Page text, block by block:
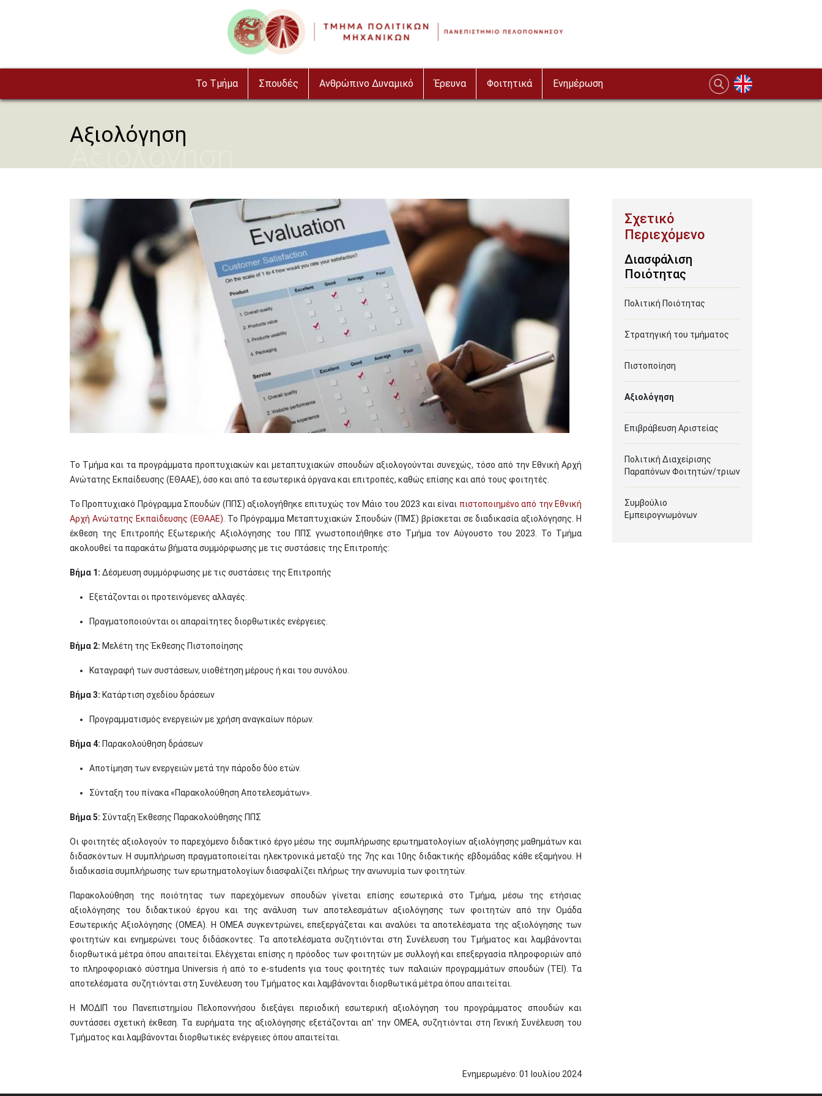
Image
To Τμήμα Σπουδές Ανθρώπινο Δυναμικό Έρευνα Φοιτητικά Ενημέρωση
Αξιολόγηση
Αξιολόγηση
Image
Το Τμήμα και τα προγράμματα προπτυχιακών και μεταπτυχιακών σπουδών αξιολογούνται συνεχώς, τόσο από την Εθνική Αρχή
Ανώτατης Εκπαίδευσης (ΕΘΑΑΕ), όσο και από τα εσωτερικά όργανα και επιτροπές, καθώς επίσης και από τους φοιτητές.
Το Προπτυχιακό Πρόγραμμα Σπουδών (ΠΠΣ) αξιολογήθηκε επιτυχώς τον Μάιο του 2023 και είναι πιστοποιημένο από την Εθνική
Αρχή Ανώτατης Εκπαίδευσης (ΕΘΑΑΕ) . Το Πρόγραμμα Μεταπτυχιακών Σπουδών (ΠΜΣ) βρίσκεται σε διαδικασία αξιολόγησης. Η
έκθεση της Επιτροπής Εξωτερικής Αξιολόγησης του ΠΠΣ γνωστοποιήθηκε στο Τμήμα τον Αύγουστο του 2023. Το Τμήμα
ακολουθεί τα παρακάτω βήματα συμμόρφωσης με τις συστάσεις της Επιτροπής:
Βήμα 1: Δέσμευση συμμόρφωσης με τις συστάσεις της Επιτροπής
Εξετάζονται οι προτεινόμενες αλλαγές.
Πραγματοποιούνται οι απαραίτητες διορθωτικές ενέργειες.
Βήμα 2: Μελέτη της Έκθεσης Πιστοποίησης
Καταγραφή των συστάσεων, υιοθέτηση μέρους ή και του συνόλου.
Βήμα 3: Κατάρτιση σχεδίου δράσεων
Προγραμματισμός ενεργειών με χρήση αναγκαίων πόρων.
Βήμα 4: Παρακολούθηση δράσεων
Αποτίμηση των ενεργειών μετά την πάροδο δύο ετών.
Σύνταξη του πίνακα «Παρακολούθηση Αποτελεσμάτων».
Βήμα 5: Σύνταξη Έκθεσης Παρακολούθησης ΠΠΣ
Οι φοιτητές αξιολογούν το παρεχόμενο διδακτικό έργο μέσω της συμπλήρωσης ερωτηματολογίων αξιολόγησης μαθημάτων και
διδασκόντων. Η συμπλήρωση πραγματοποιείται ηλεκτρονικά μεταξύ της 7ης και 10ης διδακτικής εβδομάδας κάθε εξαμήνου. Η
διαδικασία συμπλήρωσης των ερωτηματολογίων διασφαλίζει πλήρως την ανωνυμία των φοιτητών.
Παρακολούθηση της ποιότητας των παρεχόμενων σπουδών γίνεται επίσης εσωτερικά στο Τμήμα, μέσω της ετήσιας
αξιολόγησης του διδακτικού έργου και της ανάλυση των αποτελεσμάτων αξιολόγησης των φοιτητών από την Ομάδα
Εσωτερικής Αξιολόγησης (ΟΜΕΑ). Η ΟΜΕΑ συγκεντρώνει, επεξεργάζεται και αναλύει τα αποτελέσματα της αξιολόγησης των
φοιτητών και ενημερώνει τους διδάσκοντες. Τα αποτελέσματα συζητιόνται στη Συνέλευση του Τμήματος και λαμβάνονται
διορθωτικά μέτρα όπου απαιτείται. Ελέγχεται επίσης η πρόοδος των φοιτητών με συλλογή και επεξεργασία πληροφοριών από
το πληροφοριακό σύστημα Universis ή από το e-students για τους φοιτητές των παλαιών προγραμμάτων σπουδών (ΤΕΙ). Τα
αποτελέσματα συζητιόνται στη Συνέλευση του Τμήματος και λαμβάνονται διορθωτικά μέτρα όπου απαιτείται.
Η ΜΟΔΙΠ του Πανεπιστημίου Πελοποννήσου διεξάγει περιοδική εσωτερική αξιολόγηση του προγράμματος σπουδών και
συντάσσει σχετική έκθεση. Τα ευρήματα της αξιολόγησης εξετάζονται απ' την ΟΜΕΑ, συζητιόνται στη Γενική Συνέλευση του
Τμήματος και λαμβάνονται διορθωτικές ενέργειες όπου απαιτείται.
Ενημερωμένο: 01 Ιουλίου 2024
Διασφάλιση
Ποιότητας
Πολιτική Ποιότητας
Στρατηγική του τμήματος
Πιστοποίηση
Αξιολόγηση
Επιβράβευση Αριστείας
Πολιτική Διαχείρισης
Παραπόνων Φοιτητών/τριων
Συμβούλιο
Εμπειρογνωμόνων